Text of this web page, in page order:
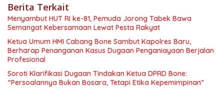
Berita Terkait
Menyambut HUT RI ke-81, Pemuda Jorong Tabek Bawa
Semangat Kebersamaan Lewat Pesta Rakyat
Ketua Umum HMI Cabang Bone Sambut Kapolres Baru,
Berharap Penanganan Kasus Dugaan Penganiayaan Berjalan
Profesional
Soroti Klarifikasi Dugaan Tindakan Ketua DPRD Bone:
“Persoalannya Bukan Bosara, Tetapi Etika Kepemimpinan”